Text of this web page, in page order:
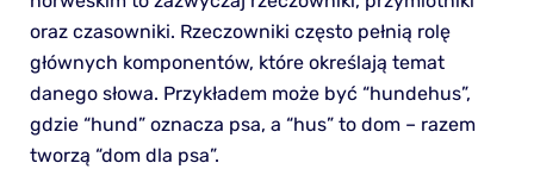
oraz czasowniki. Rzeczowniki często pełnią rolę
głównych komponentów, które określają temat
danego słowa. Przykładem może być “hundehus”,
gdzie “hund” oznacza psa, a “hus” to dom – razem
tworzą “dom dla psa”.